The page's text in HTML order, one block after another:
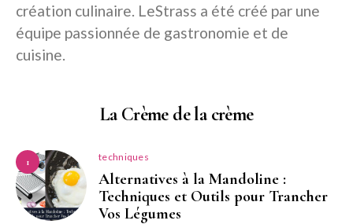
création culinaire. LeStrass a été créé par une
équipe passionnée de gastronomie et de
cuisine.
La Crème de la crème
1 techniques
Alternatives à la Mandoline :
Techniques et Outils pour Trancher
Vos Légumes